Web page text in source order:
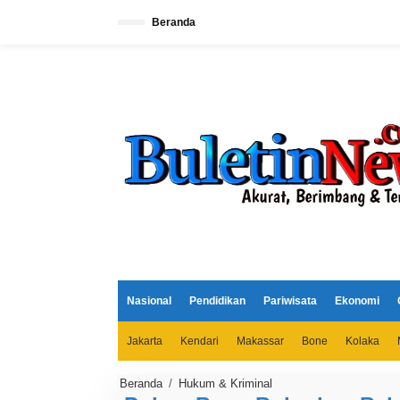
Beranda
Nasional Pendidikan Pariwisata Ekonomi
Jakarta Kendari Makassar Bone Kolaka
Beranda / Hukum & Kriminal